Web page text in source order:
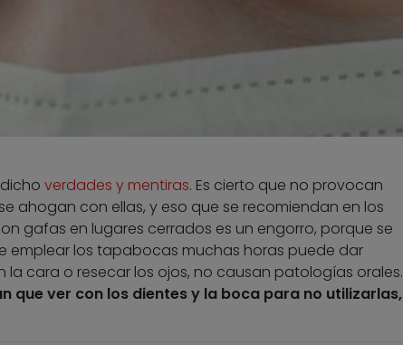
verdades y mentiras. Es cierto que no provocan
ahogan con ellas, y eso que se recomiendan en los
gafas en lugares cerrados es un engorro, porque se
emplear los tapabocas muchas horas puede dar
cara o resecar los ojos, no causan patologías orales.
que ver con los dientes y la boca para no utilizarlas,